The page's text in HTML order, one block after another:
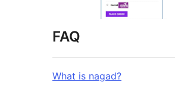
FAQ
What is nagad?